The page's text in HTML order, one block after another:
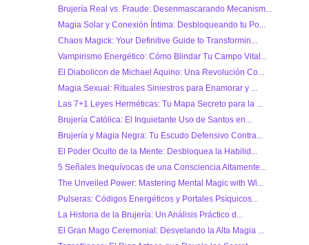
Brujería Real vs. Fraude: Desenmascarando Mecanism...
Magia Solar y Conexión Íntima: Desbloqueando tu Po...
Chaos Magick: Your Definitive Guide to Transformin...
Vampirismo Energético: Cómo Blindar Tu Campo Vital...
El Diabolicon de Michael Aquino: Una Revolución Co...
Magia Sexual: Rituales Siniestros para Enamorar y ...
Las 7+1 Leyes Herméticas: Tu Mapa Secreto para la ...
Brujería Católica: El Inquietante Uso de Santos en...
Brujería y Magia Negra: Tu Escudo Defensivo Contra...
El Poder Oculto de la Mente: Desbloquea la Habilid...
5 Señales Inequívocas de una Consciencia Altamente...
The Unveiled Power: Mastering Mental Magic with Wi...
Pulseras: Códigos Energéticos y Portales Psíquicos...
La Historia de la Brujería: Un Análisis Práctico d...
El Gran Mago Ceremonial: Desvelando la Alta Magia ...